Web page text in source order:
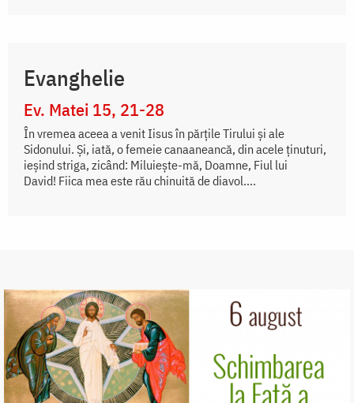
Evanghelie
Ev. Matei 15, 21-28
În vremea aceea a venit Iisus în părțile Tirului și ale
Sidonului. Și, iată, o femeie canaaneancă, din acele ținuturi,
ieșind striga, zicând: Miluiește-mă, Doamne, Fiul lui
David! Fiica mea este rău chinuită de diavol....